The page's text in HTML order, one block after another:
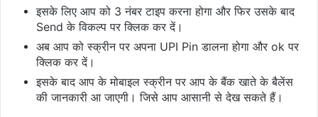
इसके लिए आप को 3 नंबर टाइप करना होगा और फिर उसके बाद
Send के विकल्प पर क्लिक कर दें।
अब आप को स्क्रीन पर अपना UPI Pin डालना होगा और ok पर
क्लिक कर दें।
इसके बाद आप के मोबाइल स्क्रीन पर आप के बैंक खाते के बैलेंस
की जानकारी आ जाएगी। जिसे आप आसानी से देख सकते हैं।